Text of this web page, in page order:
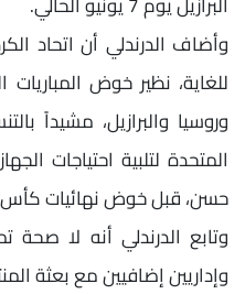
وأضاف الدرندلي أن اتحاد
للغاية، نظير خوض المباريات
وروسيا والبرازيل، مشيداً
المتحدة لتلبية احتياجات
حسن، قبل خوض نهائيات كأس
وتابع الدرندلي أنه لا صحة
وإداريين إضافيين مع بعثة